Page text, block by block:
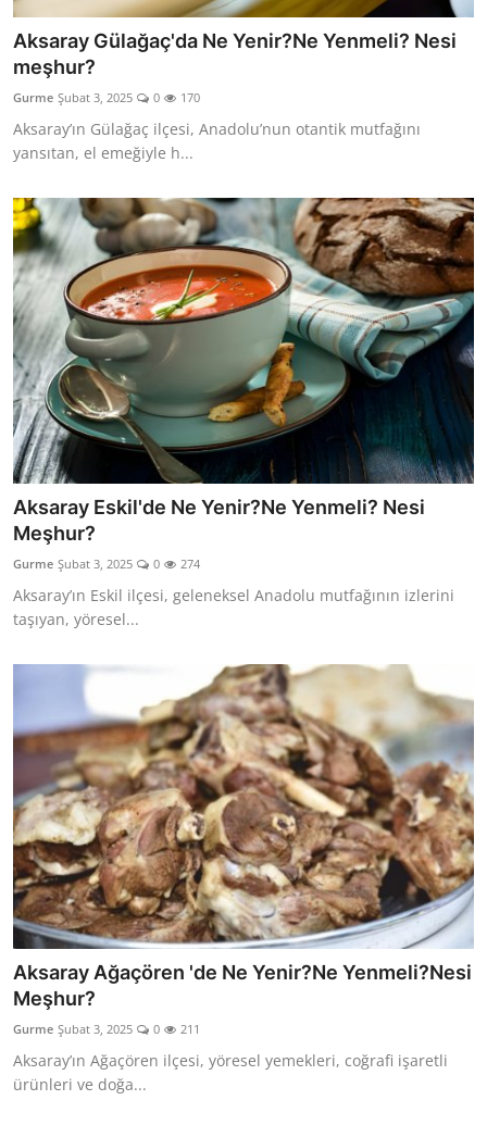
Aksaray Gülağaç'da Ne Yenir?Ne Yenmeli? Nesi
meşhur?
Gurme Şubat 3, 2025 0 170
Aksaray’ın Gülağaç ilçesi, Anadolu’nun otantik mutfağını
yansıtan, el emeğiyle h...
Aksaray Eskil'de Ne Yenir?Ne Yenmeli? Nesi
Meşhur?
Gurme Şubat 3, 2025 0 274
Aksaray’ın Eskil ilçesi, geleneksel Anadolu mutfağının izlerini
taşıyan, yöresel...
Aksaray Ağaçören 'de Ne Yenir?Ne Yenmeli?Nesi
Meşhur?
Gurme Şubat 3, 2025 0 211
Aksaray’ın Ağaçören ilçesi, yöresel yemekleri, coğrafi işaretli
ürünleri ve doğa...